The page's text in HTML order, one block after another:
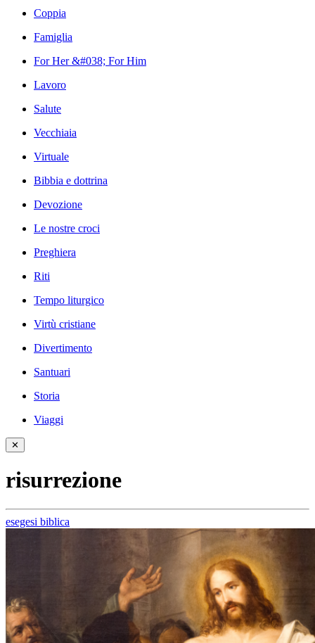
Coppia
Famiglia
For Her &#038; For Him
Lavoro
Salute
Vecchiaia
Virtuale
Bibbia e dottrina
Devozione
Le nostre croci
Preghiera
Riti
Tempo liturgico
Virtù cristiane
Divertimento
Santuari
Storia
Viaggi
✕
risurrezione
esegesi biblica